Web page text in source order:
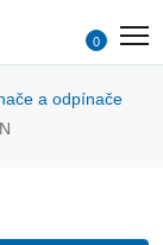
0
a odpínače